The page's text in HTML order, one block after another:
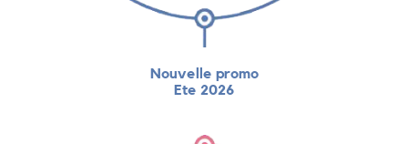
Nouvelle promo
Ete 2026